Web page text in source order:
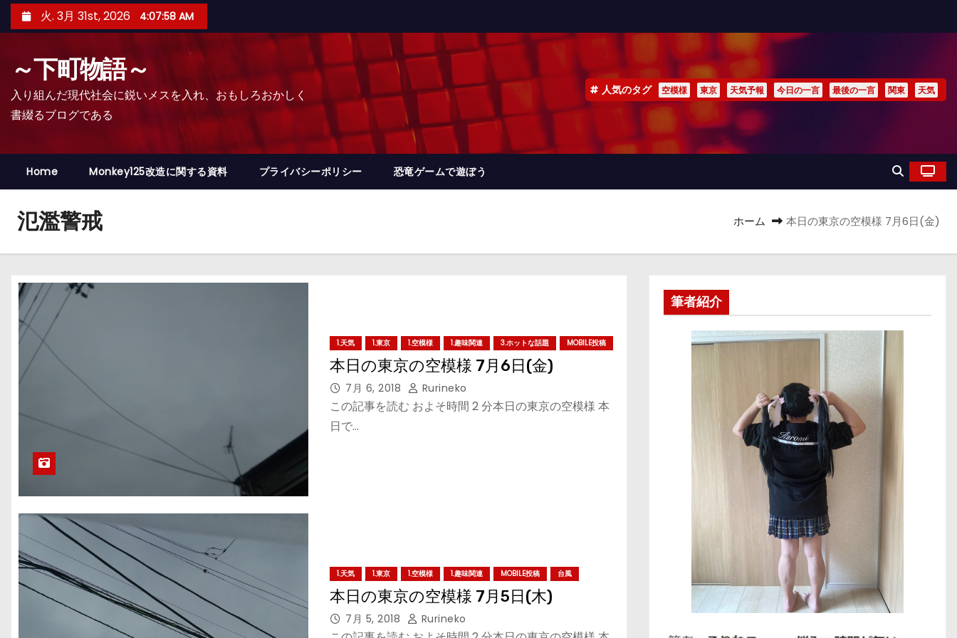
ン
プ
火. 3月 31st, 2026 4:07:59 AM
～下町物語～
入り組んだ現代社会に鋭いメスを入れ、おもしろおかしく
書綴るブログである
人気のタグ 空模様 東京 天気予報 今日の一言 最後の一言 関東 天気
Home Monkey125改造に関する資料 プライバシーポリシー 恐竜ゲームで遊ぼう
氾濫警戒 ホーム 本日の東京の空模様 7月6日(金)
1.天気 1.東京 1.空模様 1.趣味関連 3.ホットな話題 MOBILE投稿
本日の東京の空模様 7月6日(金)
7月 6, 2018 Rurineko
この記事を読む およそ時間 2 分本日の東京の空模様 本
日で…
1.天気 1.東京 1.空模様 1.趣味関連 MOBILE投稿 台風
本日の東京の空模様 7月5日(木)
7月 5, 2018 Rurineko
筆者紹介